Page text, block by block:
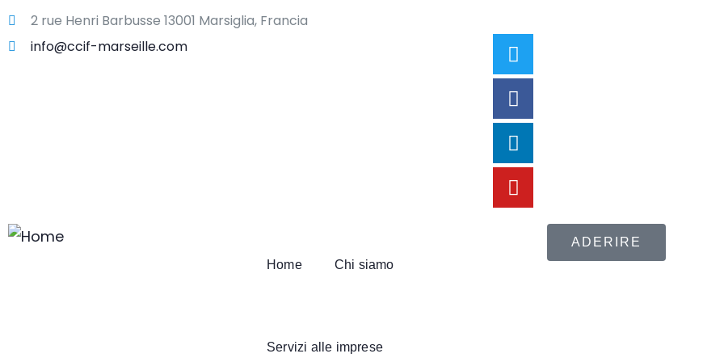
2 rue Henri Barbusse 13001 Marsiglia, Francia
info@ccif-marseille.com
Home Chi siamo
Servizi alle imprese
ADERIRE